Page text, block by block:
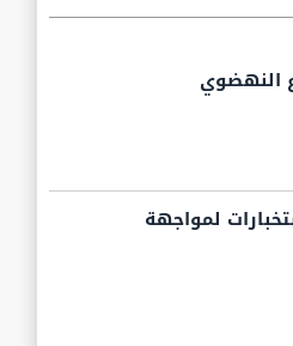
النهضوي
لمواجهة